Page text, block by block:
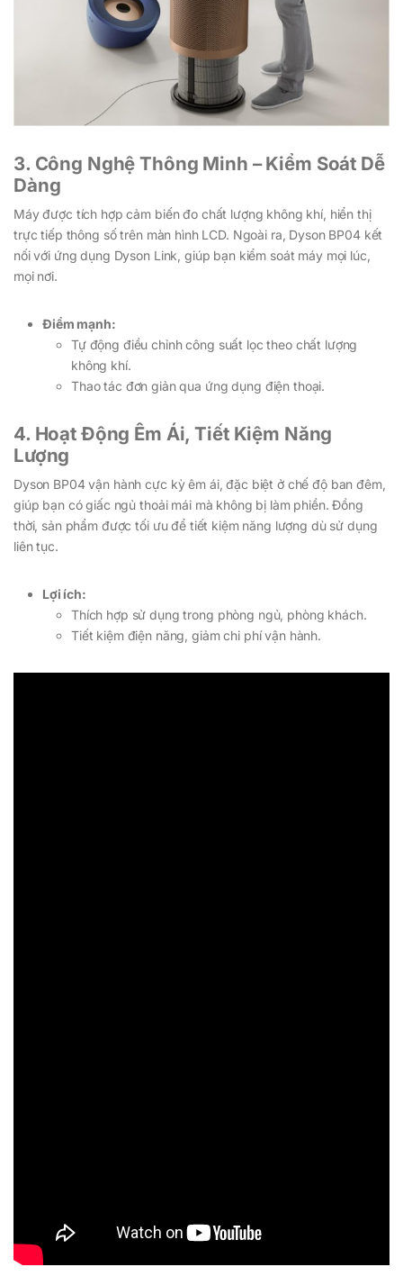
3. Công Nghệ Thông Minh – Kiểm Soát Dễ
Dàng
Máy được tích hợp cảm biến đo chất lượng không khí, hiển thị
trực tiếp thông số trên màn hình LCD. Ngoài ra, Dyson BP04 kết
nối với ứng dụng Dyson Link, giúp bạn kiểm soát máy mọi lúc,
mọi nơi.
Điểm mạnh:
Tự động điều chỉnh công suất lọc theo chất lượng
không khí.
Thao tác đơn giản qua ứng dụng điện thoại.
4. Hoạt Động Êm Ái, Tiết Kiệm Năng
Lượng
Dyson BP04 vận hành cực kỳ êm ái, đặc biệt ở chế độ ban đêm,
giúp bạn có giấc ngủ thoải mái mà không bị làm phiền. Đồng
thời, sản phẩm được tối ưu để tiết kiệm năng lượng dù sử dụng
liên tục.
Lợi ích:
Thích hợp sử dụng trong phòng ngủ, phòng khách.
Tiết kiệm điện năng, giảm chi phí vận hành.